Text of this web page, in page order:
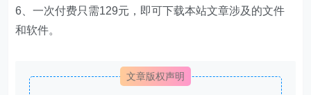
6、一次付费只需129元，即可下载本站文章涉及的文件
和软件。
文章版权声明